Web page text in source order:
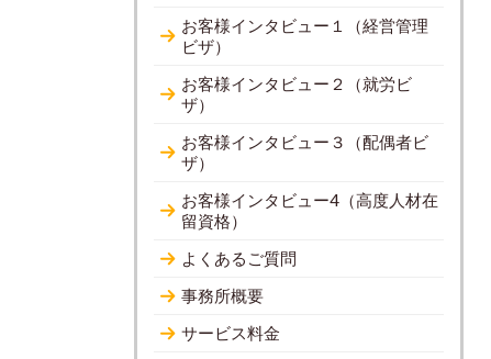
お客様インタビュー１（経営管理
ビザ）
お客様インタビュー２（就労ビ
ザ）
お客様インタビュー３（配偶者ビ
ザ）
お客様インタビュー4（高度人材在
留資格）
よくあるご質問
事務所概要
サービス料金